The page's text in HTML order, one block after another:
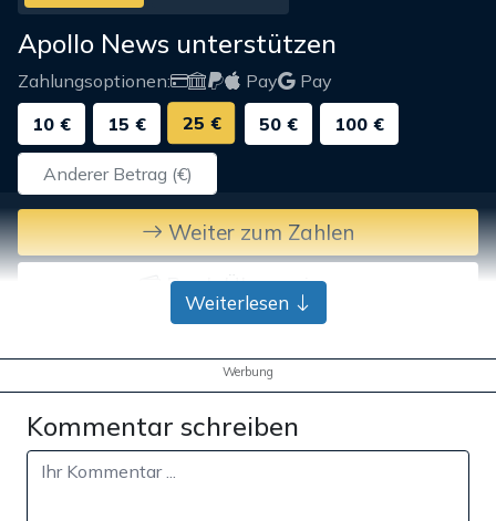
Apollo News unterstützen
Zahlungsoptionen: Pay
Pay
10 €
15 € 25 € 50 € 100 €
Weiter zum Zahlen
Bank-Überweisung
Weiterlesen
Werbung
Kommentar schreiben